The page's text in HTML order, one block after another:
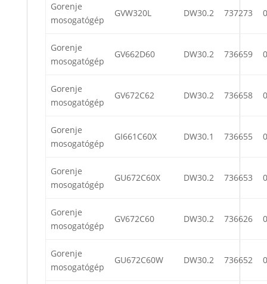
Gorenje
mosogatógép
GVW320L DW30.2 737273
Gorenje
mosogatógép
GV662D60 DW30.2 736659
Gorenje
mosogatógép
GV672C62 DW30.2 736658
Gorenje
mosogatógép
GI661C60X DW30.1 736655
Gorenje
mosogatógép
GU672C60X DW30.2 736653
Gorenje
mosogatógép
GV672C60 DW30.2 736626
Gorenje
mosogatógép
GU672C60W DW30.2 736652